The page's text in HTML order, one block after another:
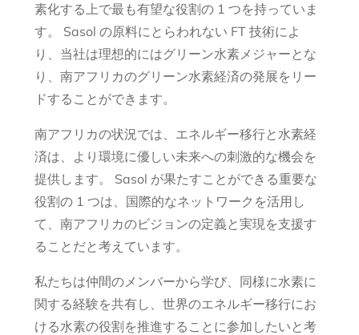
素化する上で最も有望な役割の 1 つを持っていま
す。 Sasol の原料にとらわれない FT 技術によ
り、当社は理想的にはグリーン水素メジャーとな
り、南アフリカのグリーン水素経済の発展をリー
ドすることができます。
南アフリカの状況では、エネルギー移行と水素経
済は、より環境に優しい未来への刺激的な機会を
提供します。 Sasol が果たすことができる重要な
役割の 1 つは、国際的なネットワークを活用し
て、南アフリカのビジョンの定義と実現を支援す
ることだと考えています。
私たちは仲間のメンバーから学び、同様に水素に
関する経験を共有し、世界のエネルギー移行にお
ける水素の役割を推進することに参加したいと考